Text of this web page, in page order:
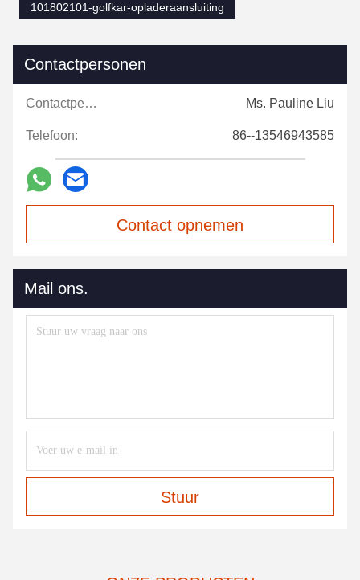
101802101-golfkar-opladeraansluiting
Contactpersonen
Contactpersonen: Ms. Pauline Liu
Telefoon: 86--13546943585
Contact opnemen
Mail ons.
Stuur